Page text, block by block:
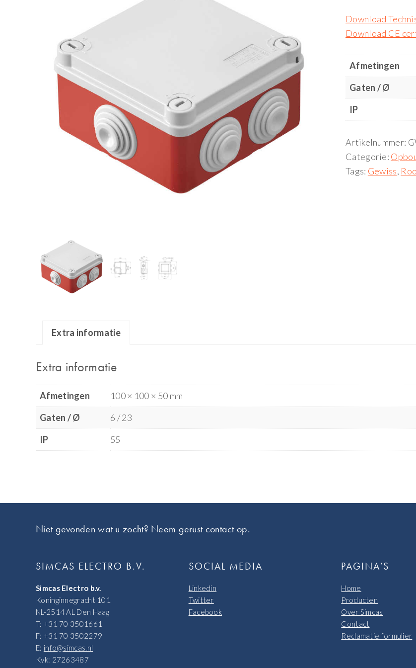
Download
Download CE
Afmetingen
Gaten / Ø
IP
Artikelnummer:
Categorie:
Tags: Gewiss,
Extra informatie
Extra informatie
Afmetingen
100 × 100 × 50 mm
Gaten / Ø
6 / 23
IP
55
Niet gevonden wat u zocht? Neem gerust contact op.
SIMCAS ELECTRO B.V.
Simcas Electro b.v.
Koninginnegracht 101
NL-2514 AL Den Haag
T: +31 70 3501661
F: +31 70 3502279
E: info@simcas.nl
Kvk: 27263487
SOCIAL MEDIA
Linkedin
Twitter
Facebook
PAGINA’S
Home
Producten
Over Simcas
Contact
Reclamatie formulier